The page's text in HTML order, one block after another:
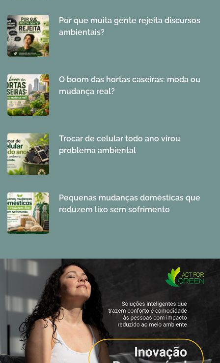
Por que muita gente rejeita discursos
ambientais?
O boom das hortas caseiras: moda ou
mudança real?
Trocar de celular todo ano virou
problema ambiental
Pequenas mudanças domésticas que
reduzem lixo sem sofrimento